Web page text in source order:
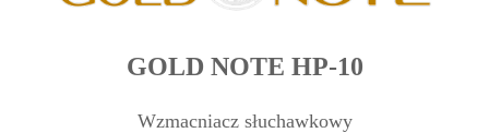
GOLD NOTE HP-10
Wzmacniacz słuchawkowy